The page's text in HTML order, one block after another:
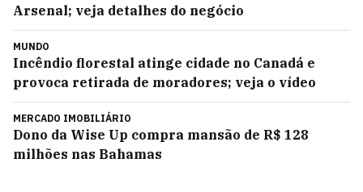
Arsenal; veja detalhes do negócio
MUNDO
Incêndio florestal atinge cidade no Canadá e
provoca retirada de moradores; veja o vídeo
MERCADO IMOBILIÁRIO
Dono da Wise Up compra mansão de R$ 128
milhões nas Bahamas